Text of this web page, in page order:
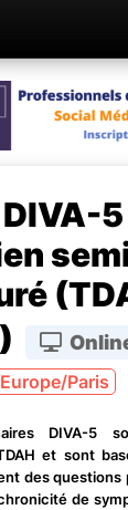
Paris
DIVA-5
et sont
des
de